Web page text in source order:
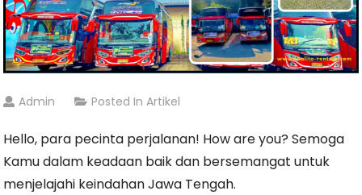
Admin Posted InArtikel
Hello, para pecinta perjalanan! How are you? Semoga
Kamu dalam keadaan baik dan bersemangat untuk
menjelajahi keindahan Jawa Tengah.